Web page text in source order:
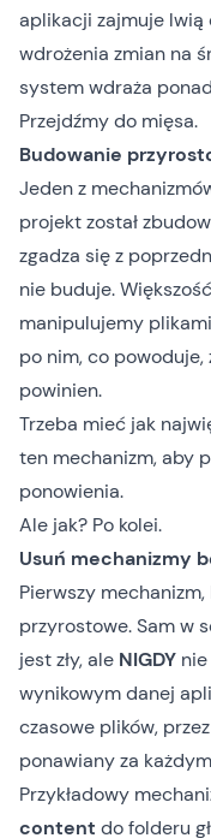
aplikacji zajmuje
wdrożenia zmian na
system wdraża
Przejdźmy do mięsa.
Budowanie
Jeden z
projekt został
zgadza się z
nie buduje.
manipulujemy
po nim, co powoduje,
powinien.
Trzeba mieć jak
ten mechanizm, aby
ponowienia.
Ale jak? Po kolei.
Usuń mechanizmy
Pierwszy
przyrostowe. Sam w
jest zły, ale NIGDY
wynikowym danej
czasowe plików,
ponawiany za
Przykładowy
content do folderu